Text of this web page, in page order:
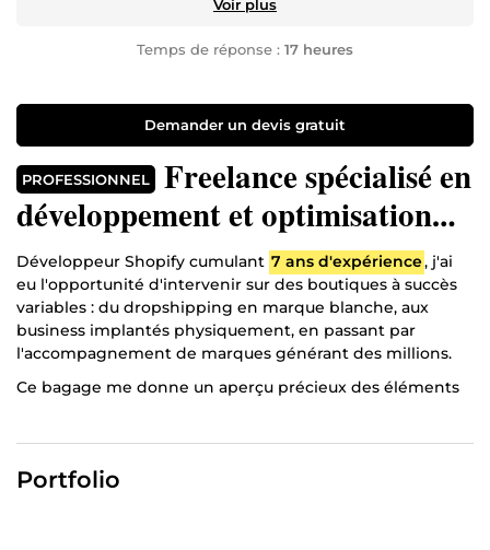
Voir plus
Temps de réponse : 17 heures
Demander un devis gratuit
PROFESSIONNEL
Freelance spécialisé en
développement et optimisation
UI/UX de boutiques e-commerces
Shopify
Développeur Shopify cumulant 7 ans d'expérience, j'ai
eu l'opportunité d'intervenir sur des boutiques à succès
variables : du dropshipping en marque blanche, aux
business implantés physiquement, en passant par
l'accompagnement de marques générant des millions.
Ce bagage me donne un aperçu précieux des éléments
personnalisé
Portfolio